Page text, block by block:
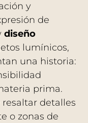
y
de
diseño
lumínicos,
una historia:
prima.
detalles
o zonas de